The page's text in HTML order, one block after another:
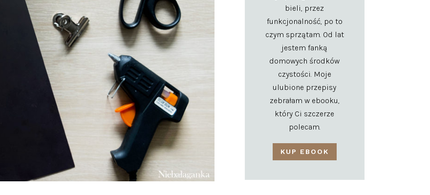
bieli, przez
funkcjonalność, po to
czym sprzątam. Od lat
jestem fanką
domowych środków
czystości. Moje
ulubione przepisy
zebrałam w ebooku,
który Ci szczerze
polecam.
KUP EBOOK